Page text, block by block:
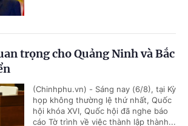
trọng cho Quảng Ninh và Bắc
(Chinhphu.vn) - Sáng nay (6/8), tại Kỳ
họp không thường lệ thứ nhất, Quốc
hội khóa XVI, Quốc hội đã nghe báo
cáo Tờ trình về việc thành lập thành...